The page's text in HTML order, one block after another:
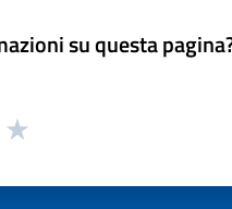
su questa